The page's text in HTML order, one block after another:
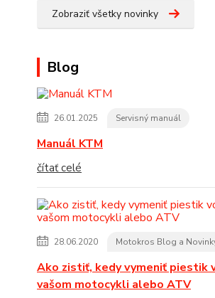
Zobraziť všetky novinky
Blog
26.01.2025 Servisný manuál
Manuál KTM
čítať celé
28.06.2020 Motokros Blog a
Ako zistiť, kedy vymeniť piestik
vašom motocykli alebo ATV